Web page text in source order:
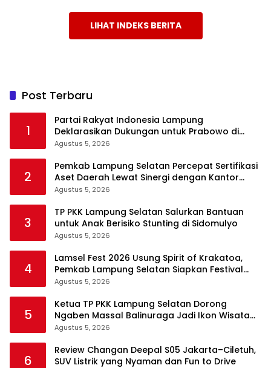
LIHAT INDEKS BERITA
Post Terbaru
1
Partai Rakyat Indonesia Lampung
Deklarasikan Dukungan untuk Prabowo di
Pilpres 2029
Agustus 5, 2026
2
Pemkab Lampung Selatan Percepat Sertifikasi
Aset Daerah Lewat Sinergi dengan Kantor
Pertanahan
Agustus 5, 2026
3
TP PKK Lampung Selatan Salurkan Bantuan
untuk Anak Berisiko Stunting di Sidomulyo
Agustus 5, 2026
4
Lamsel Fest 2026 Usung Spirit of Krakatoa,
Pemkab Lampung Selatan Siapkan Festival
Lebih Spektakuler
Agustus 5, 2026
5
Ketua TP PKK Lampung Selatan Dorong
Ngaben Massal Balinuraga Jadi Ikon Wisata
Budaya
Agustus 5, 2026
6
Review Changan Deepal S05 Jakarta–Ciletuh,
SUV Listrik yang Nyaman dan Fun to Drive